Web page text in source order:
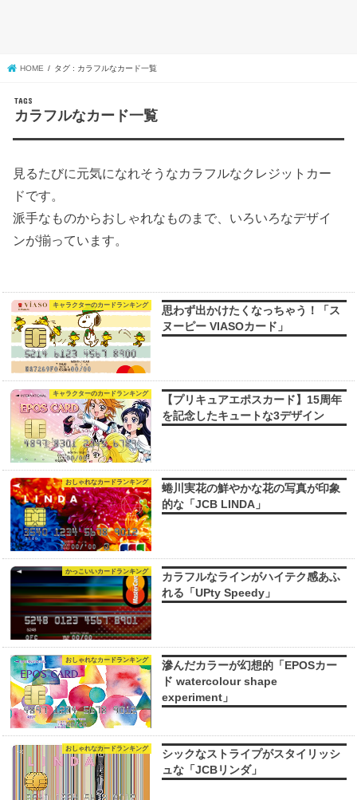
HOME タグ : カラフルなカード一覧
カラフルなカード一覧
見るたびに元気になれそうなカラフルなクレジットカー
ドです。
派手なものからおしゃれなものまで、いろいろなデザイ
ンが揃っています。
キャラクターのカードランキング
思わず出かけたくなっちゃう！「ス
ヌーピー VIASOカード」
キャラクターのカードランキング
【プリキュアエポスカード】15周年
を記念したキュートな3デザイン
おしゃれなカードランキング
蜷川実花の鮮やかな花の写真が印象
的な「JCB LINDA」
かっこいいカードランキング
カラフルなラインがハイテク感あふ
れる「UPty Speedy」
おしゃれなカードランキング
滲んだカラーが幻想的「EPOSカー
ド watercolour shape
experiment」
おしゃれなカードランキング
シックなストライプがスタイリッシ
ュな「JCBリンダ」